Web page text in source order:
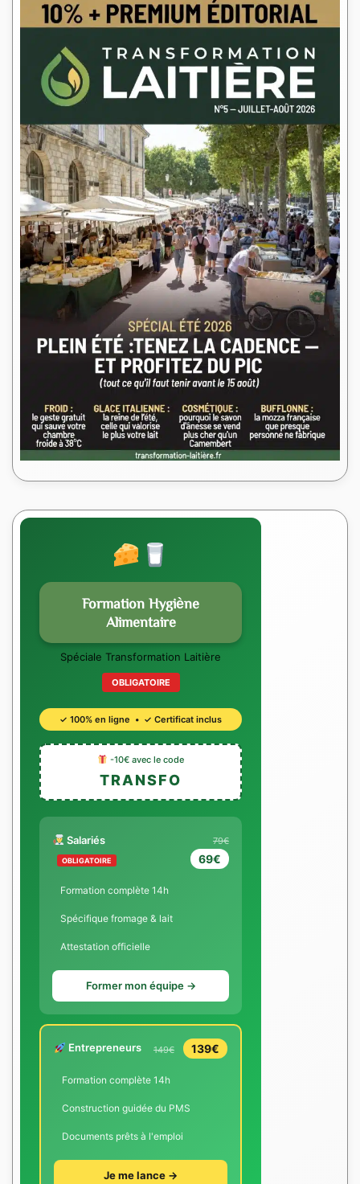
Formation Hygiène
Alimentaire
Spéciale Transformation Laitière
OBLIGATOIRE
✓ 100% en ligne • ✓ Certificat inclus
-10€ avec le code
TRANSFO
Salariés
OBLIGATOIRE
79€
69€
Formation complète 14h
Spécifique fromage & lait
Attestation officielle
Former mon équipe →
Entrepreneurs 149€ 139€
Formation complète 14h
Construction guidée du PMS
Documents prêts à l'emploi
Je me lance →